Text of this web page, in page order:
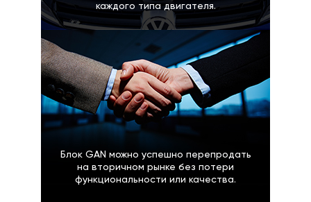
каждого типа двигателя.
Блок GAN можно успешно перепродать
на вторичном рынке без потери
функциональности или качества.